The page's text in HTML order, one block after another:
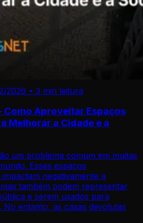
2026 • 3 min leitura
Como Aproveitar Espaços
Melhorar a Cidade e a
um problema comum em muitas
Esses espaços
negativamente a
também podem representar
e serem usados para
No entanto, as casas devolutas